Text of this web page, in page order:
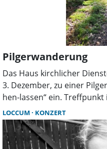
Pilgerwanderung
Das Haus kirchlicher
3. Dezember, zu einer
hen-lassen“ ein.
Loccumer Klosters. Mit
geht es dann auf dem
Zisterzienser Pilgerweg
Weihnachtsstress für
LOCCUM KONZERT